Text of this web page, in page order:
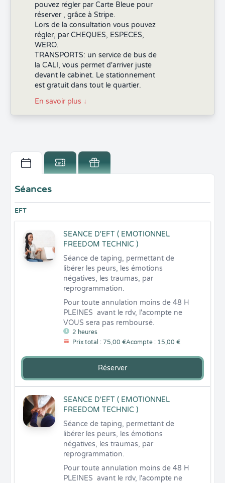
pouvez régler par Carte Bleue pour
réserver , grâce à Stripe.
Lors de la consultation vous pouvez
régler, par CHEQUES, ESPECES,
WERO.
TRANSPORTS: un service de bus de
la CALI, vous permet d'arriver juste
devant le cabinet. Le stationnement
est gratuit dans tout le quartier.
En savoir plus ↓
Séances
EFT
SEANCE D'EFT ( EMOTIONNEL
FREEDOM TECHNIC )
2 heures
Prix total : 75,00 €Acompte : 15,00 €
Pour toute annulation moins de 48 H
PLEINES  avant le rdv, l'acompte ne
VOUS sera pas remboursé.
Séance de taping, permettant de
libérer les peurs, les émotions
négatives, les traumas, par
reprogrammation.
Réserver
SEANCE D'EFT ( EMOTIONNEL
FREEDOM TECHNIC )
Pour toute annulation moins de 48 H
PLEINES  avant le rdv, l'acompte ne
Séance de taping, permettant de
libérer les peurs, les émotions
négatives, les traumas, par
reprogrammation.